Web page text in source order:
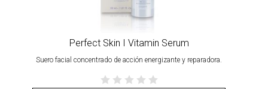
Perfect Skin I Vitamin Serum
Suero facial concentrado de acción energizante y reparadora.